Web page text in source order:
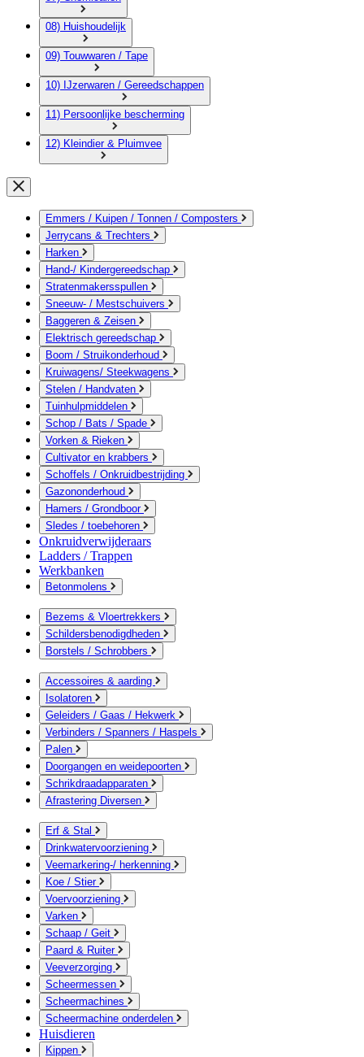
08) Huishoudelijk
09) Touwwaren / Tape
10) IJzerwaren / Gereedschappen
11) Persoonlijke bescherming
12) Kleindier & Pluimvee
Emmers / Kuipen / Tonnen / Composters
Jerrycans & Trechters
Harken
Hand-/ Kindergereedschap
Stratenmakersspullen
Sneeuw- / Mestschuivers
Baggeren & Zeisen
Elektrisch gereedschap
Boom / Struikonderhoud
Kruiwagens/ Steekwagens
Stelen / Handvaten
Tuinhulpmiddelen
Schop / Bats / Spade
Vorken & Rieken
Cultivator en krabbers
Schoffels / Onkruidbestrijding
Gazononderhoud
Hamers / Grondboor
Sledes / toebehoren
Onkruidverwijderaars
Ladders / Trappen
Werkbanken
Betonmolens
Bezems & Vloertrekkers
Schildersbenodigdheden
Borstels / Schrobbers
Accessoires & aarding
Isolatoren
Geleiders / Gaas / Hekwerk
Verbinders / Spanners / Haspels
Palen
Doorgangen en weidepoorten
Schrikdraadapparaten
Afrastering Diversen
Erf & Stal
Drinkwatervoorziening
Veemarkering-/ herkenning
Koe / Stier
Voervoorziening
Varken
Schaap / Geit
Paard & Ruiter
Veeverzorging
Scheermessen
Scheermachines
Scheermachine onderdelen
Huisdieren
Kippen